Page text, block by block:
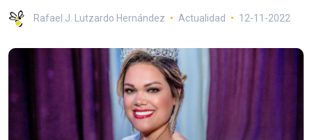
Rafael J. Lutzardo Hernández Actualidad 12-11-2022